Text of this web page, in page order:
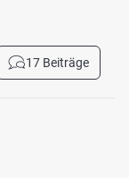
17 Beiträge